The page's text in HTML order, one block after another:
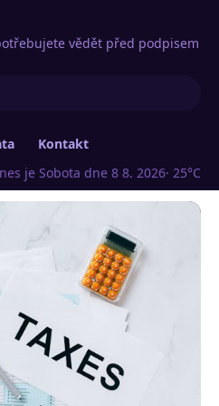
vědět před podpisem
Kontakt
je Sobota dne 8 8. 2026· 25°C